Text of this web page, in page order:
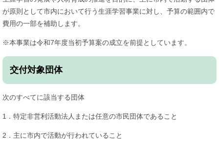
が原則として市内において行う生涯学習事業に対し、予算の範囲内で
費用の一部を補助します。
※本事業は令和7年度当初予算案の成立を前提としています。
交付対象団体
次のすべてに該当する団体
1．特定非営利活動法人または任意の市民団体であること
2．主に市内で活動が行われていること